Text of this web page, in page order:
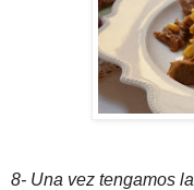
8- Una vez tengamos la